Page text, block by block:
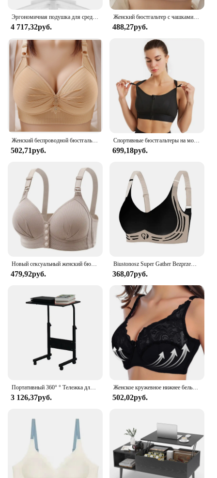
Эргономичная подушка для средней спины, поясничные опорные колеса, удобное сетчатое гоночное сиденье, регулируемое поворотное вращающееся домашнее представительское (слоновая кость)
4 717,32руб.
Женский бюстгальтер с чашками пуш-ап
488,27руб.
Женский беспроводной бюстгальтер пуш-ап, удобная поддержка, бюстгальтеры без косточек с регулируемыми бретелями, удобный однотонный бюстгальтер без косточек, повседневное нижнее белье
502,71руб.
Спортивные бюстгальтеры на молнии спереди, жилет для йоги, бюстгальтеры для активного отдыха, женские противоударные бюстгальтеры большого размера с регулируемыми лямками для спортзала, фитнеса, атлетики, Топ
699,18руб.
479,92руб.
Biustonosz Super Gather Bezprzewodowy biustonosz push-up Bezprzewodowa wygodna regulowana bielizna damska Bezszwowy biustonosz sportowy zapobiegający zwiotczeniu
368,07руб.
3 126,37руб.
Женское кружевное нижнее белье, Привлекательный бюстгальтер с чашкой 3/4, тонкий регулируемый бюстгальтер пуш-ап, нижнее белье без подкладки
502,02руб.